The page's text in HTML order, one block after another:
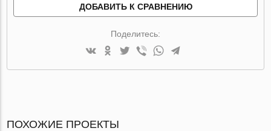
ДОБАВИТЬ К СРАВНЕНИЮ
Поделитесь:
ПОХОЖИЕ ПРОЕКТЫ